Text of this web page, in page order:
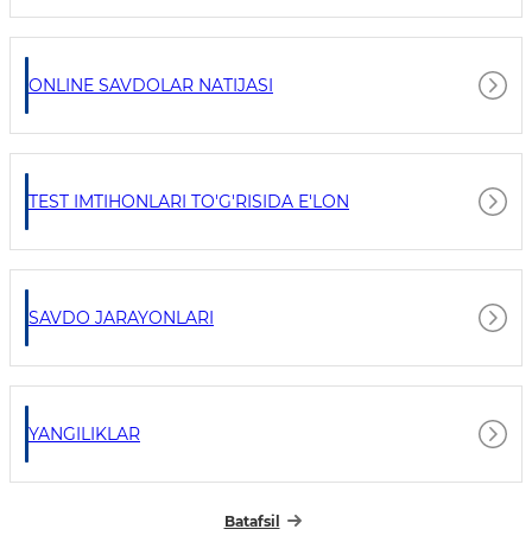
ONLINE SAVDOLAR NATIJASI
TEST IMTIHONLARI TO'G'RISIDA E'LON
SAVDO JARAYONLARI
YANGILIKLAR
Batafsil